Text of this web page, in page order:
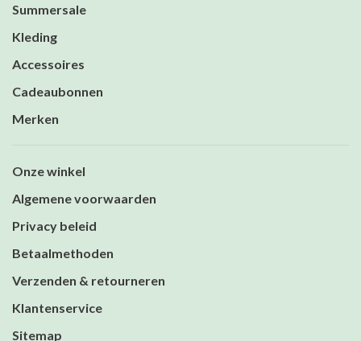
Summersale
Kleding
Accessoires
Cadeaubonnen
Merken
Onze winkel
Algemene voorwaarden
Privacy beleid
Betaalmethoden
Verzenden & retourneren
Klantenservice
Sitemap